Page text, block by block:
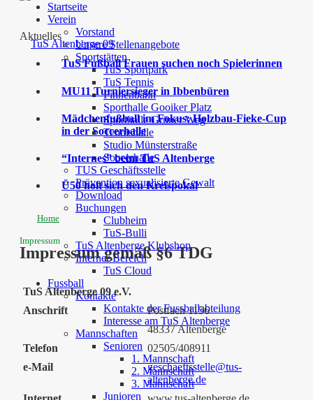
Startseite
Verein
Vorstand
Unsere Stellenangebote
Sportstätten
TuS Sportpark
TuS Tennis
Finnenbahn
Sporthalle Gooiker Platz
Sporthalle Grüner Weg
Tennishalle
Studio Münsterstraße
Soccerhalle
TUS Geschäftsstelle
Prävention sexualisierte Gewalt
Download
Buchungen
Clubheim
TuS-Bulli
TuS Altenberge Klubshop
Interner Bereich
TuS Cloud
Fussball
Kontakte
Kontakte der Fussballabteilung
Interesse am TuS Altenberge
Mannschaften
Senioren
1. Mannschaft
2. Mannschaft
3. Mannschaft
Junioren
Aktuelles
TuS Fußball Frauen suchen noch Spielerinnen
MU11 Turniersieger in Ibbenbüren
Mädchenfußball im Fokus: Holzbau-Fieke-Cup
in der Soccerhalle
“Internes” beim TuS Altenberge
Ü50 holt sich den Kreispokal
Home
Impressum
Impressum gemäß §6 TDG
TuS Altenberge 09 e.V.
Anschrift
Postfach 1156
48337 Altenberge
Telefon
02505/408911
e-Mail
geschaeftsstelle@tus-
altenberge.de